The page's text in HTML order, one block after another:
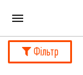
Фільтр